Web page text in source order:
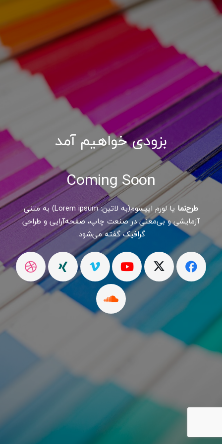
بزودی خواهیم آمد
Coming Soon
طرح‌نما
یا لورم ایپسوم(به لاتین: Lorem ipsum) به متنی
آزمایشی و بی‌معنی در صنعت چاپ، صفحه‌آرایی و طراحی
گرافیک گفته می‌شود.